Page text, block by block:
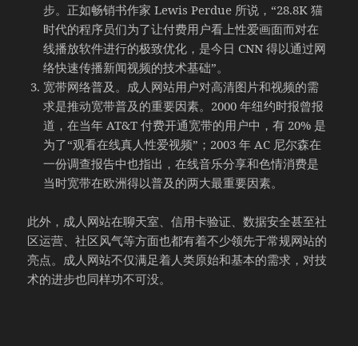
步。正如畅销书作家 Lewis Perdue 所说，“28.8K 猫
时代的程序员们为了让付费用户看上性爱画面而对在
线播放软件进行的极致优化，是今日 CNN 得以通过网
络快速传播新闻视频的技术基础”。
宽带网络普及。成人网站用户对高清图片和视频的需
求是推动宽带普及的重要因素。2000 年纽约时报曾报
道，在当年 AT&T 付费开通宽带的用户中，有 20% 是
为了“观看在线真人性爱视频”；2003 年 AC 尼尔森在
一份调查报告中也指出，在线音乐分享和色情消费是
当时宽带在欧洲得以普及的两大最重要因素。
此外，成人网站在聊天室、信用卡验证、数据安全甚至社
区运营、社区风气等方面也都有着不少领先于常规网站的
亮点。成人网站不仅满足着人类原始和基本的需求，对技
术的进步也同样功不可没。